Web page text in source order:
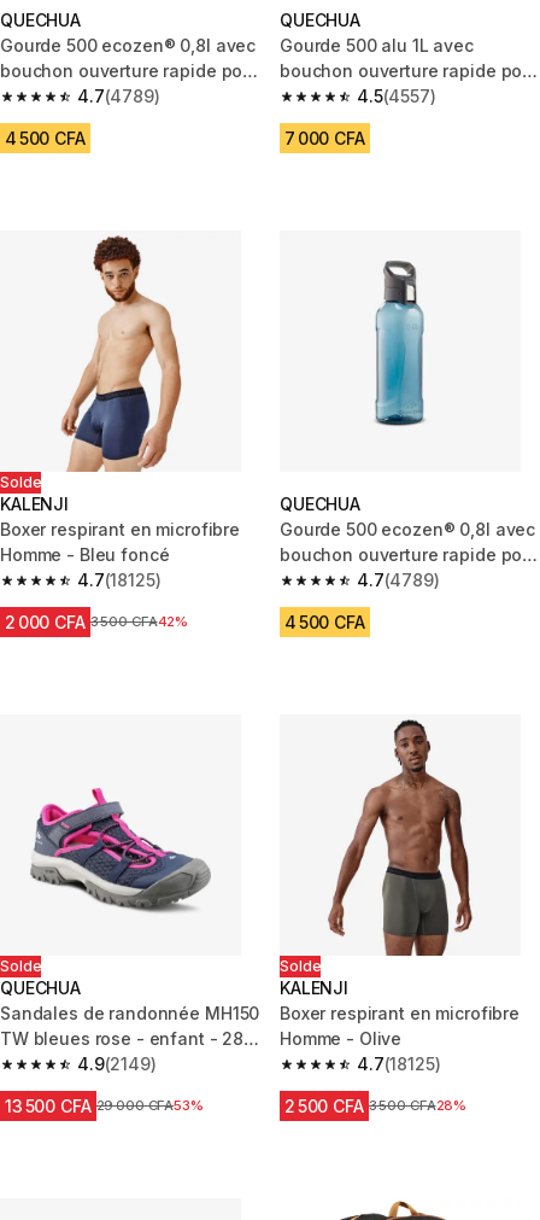
QUECHUA
Gourde 500 ecozen® 0,8l avec
bouchon ouverture rapide pour
la randonnée - Rose
4.7
4.7 out of 5 stars from 4789 reviews
(4789)
4 500 CFA
QUECHUA
Gourde 500 alu 1L avec
bouchon ouverture rapide pour
la randonnée - Vert
4.5
4.5 out of 5 stars from 4557
(4557)
7 000 CFA
Solde
KALENJI
Boxer respirant en microfibre
Homme - Bleu foncé
4.7
4.7 out of 5 stars from 18125 reviews
(18125)
2 000 CFA Prix avant réduction
3 500 CFA42%
QUECHUA
Gourde 500 ecozen® 0,8l avec
bouchon ouverture rapide pour
la randonnée - Bleu
4.7
4.7 out of 5 stars from 4789
(4789)
4 500 CFA
Solde
QUECHUA
Sandales de randonnée MH150
TW bleues rose - enfant - 28
AU 39
4.9
4.9 out of 5 stars from 2149 reviews
(2149)
13 500 CFA Prix avant réduction
29 000 CFA53%
Solde
KALENJI
Boxer respirant en microfibre
Homme - Olive
4.7
4.7 out of 5 stars from 18125
(18125)
2 500 CFA Prix avant réduction
3 500 CFA28%